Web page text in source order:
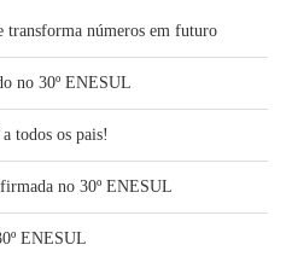
transforma números em futuro
no 30º ENESUL
todos os pais!
no 30º ENESUL
ENESUL